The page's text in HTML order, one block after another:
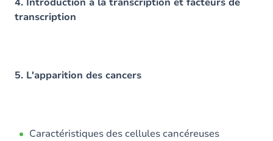
transcription
5. L'apparition des cancers
Caractéristiques des cellules cancéreuses